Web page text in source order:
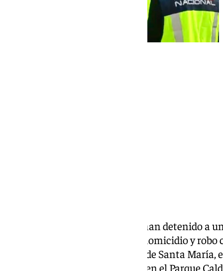
Agentes de la Policía Nacional han detenido a
presunto autor de un delito de homicidio y
un joven sevillano en El Puerto de Santa María,
discoteca y que fue encontrado en el Parque